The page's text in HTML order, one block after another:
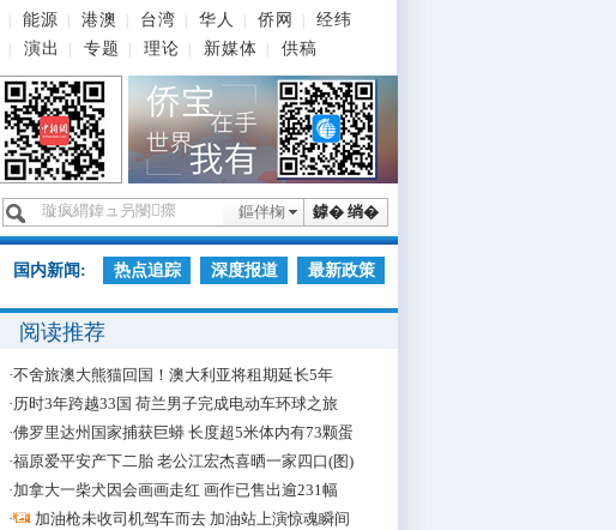
能源 港澳 台湾 华人 侨网
经纬
演出 专题 理论 新媒体 供稿
鎼� 绱�
鏂伴椈
国内新闻: 热点追踪 深度报道 最新政策
阅读推荐
·不舍旅澳大熊猫回国！澳大利亚将租期延长5年
·历时3年跨越33国 荷兰男子完成电动车环球之旅
·佛罗里达州国家捕获巨蟒 长度超5米体内有73颗蛋
·福原爱平安产下二胎 老公江宏杰喜晒一家四口(图)
·加拿大一柴犬因会画画走红 画作已售出逾231幅
·
加油枪未收司机驾车而去 加油站上演惊魂瞬间